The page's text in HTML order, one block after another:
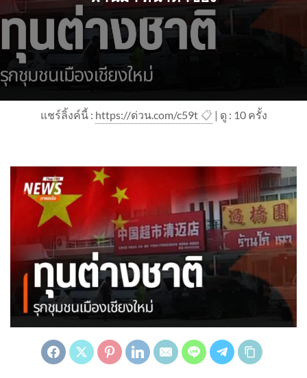
แชร์ลิ้งค์นี้ : https://ด่วน.com/c59t 📋 | ดู : 10ครั้ง